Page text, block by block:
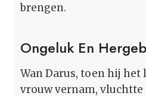
brengen.
Ongeluk En
Wan Darus, toen hij
vrouw vernam,